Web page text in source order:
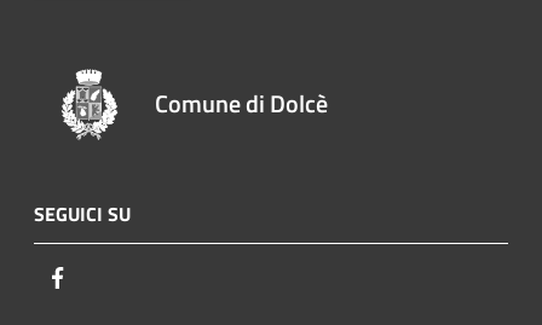
Comune di Dolcè
SEGUICI SU